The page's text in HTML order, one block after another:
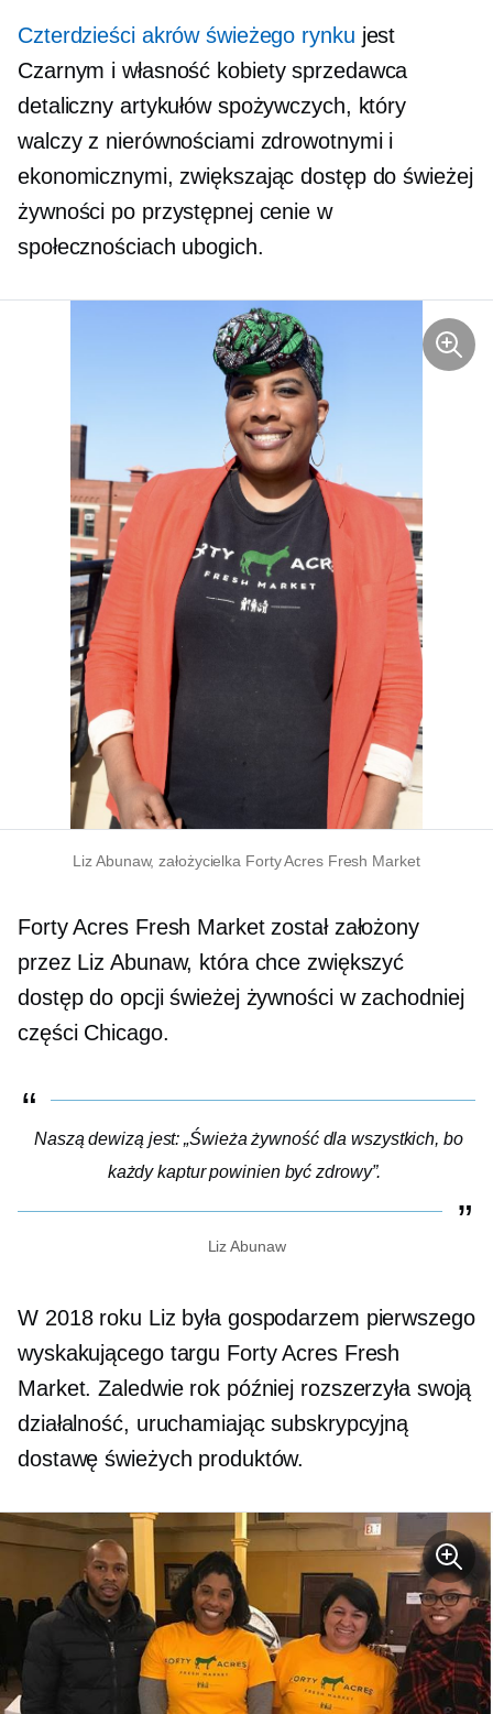
Czterdzieści akrów świeżego rynku jest
Czarnym iwłasność kobietysprzedawca
detaliczny artykułów spożywczych, który
walczy z nierównościami zdrowotnymi i
ekonomicznymi, zwiększając dostęp do świeżej
żywności po przystępnej cenie w
społecznościach ubogich.
Liz Abunaw, założycielka Forty Acres Fresh Market
Forty Acres Fresh Market został założony
przez Liz Abunaw, która chce zwiększyć
dostęp do opcji świeżej żywności w zachodniej
części Chicago.
Naszą dewizą jest: „Świeża żywność dla wszystkich, bo
każdy kaptur powinien być zdrowy”.
Liz Abunaw
W 2018 roku Liz była gospodarzem pierwszego
wyskakującego targu Forty Acres Fresh
Market. Zaledwie rok później rozszerzyła swoją
działalność, uruchamiając subskrypcyjną
dostawę świeżych produktów.